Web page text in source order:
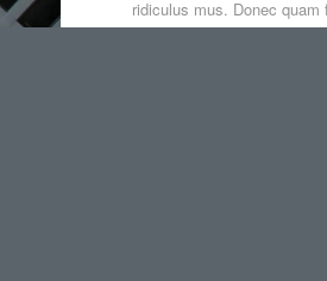
ridiculus mus. Donec
consequat massa quis